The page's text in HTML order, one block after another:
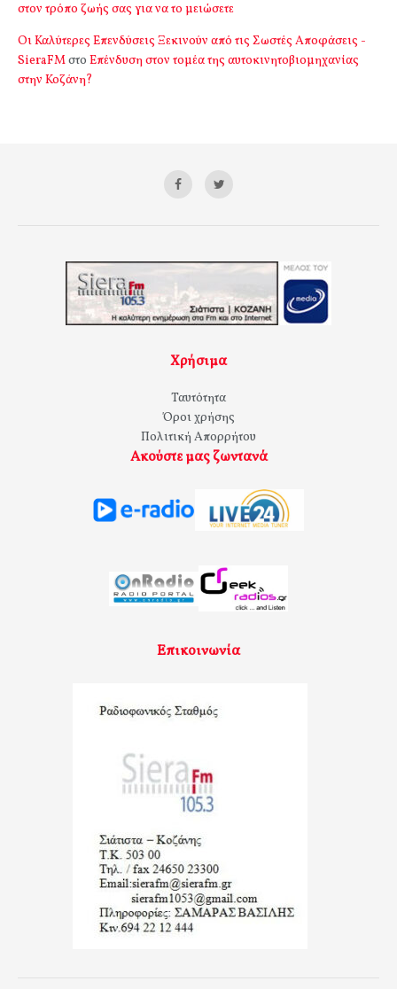
στον τρόπο ζωής σας για να το μειώσετε
Οι Καλύτερες Επενδύσεις Ξεκινούν από τις Σωστές Αποφάσεις -
SieraFMστο Επένδυση στον τομέα της αυτοκινητοβιομηχανίας
στην Κοζάνη?
Χρήσιμα
Ταυτότητα
Όροι χρήσης
Πολιτική Απορρήτου
Ακούστε μας ζωντανά
Επικοινωνία